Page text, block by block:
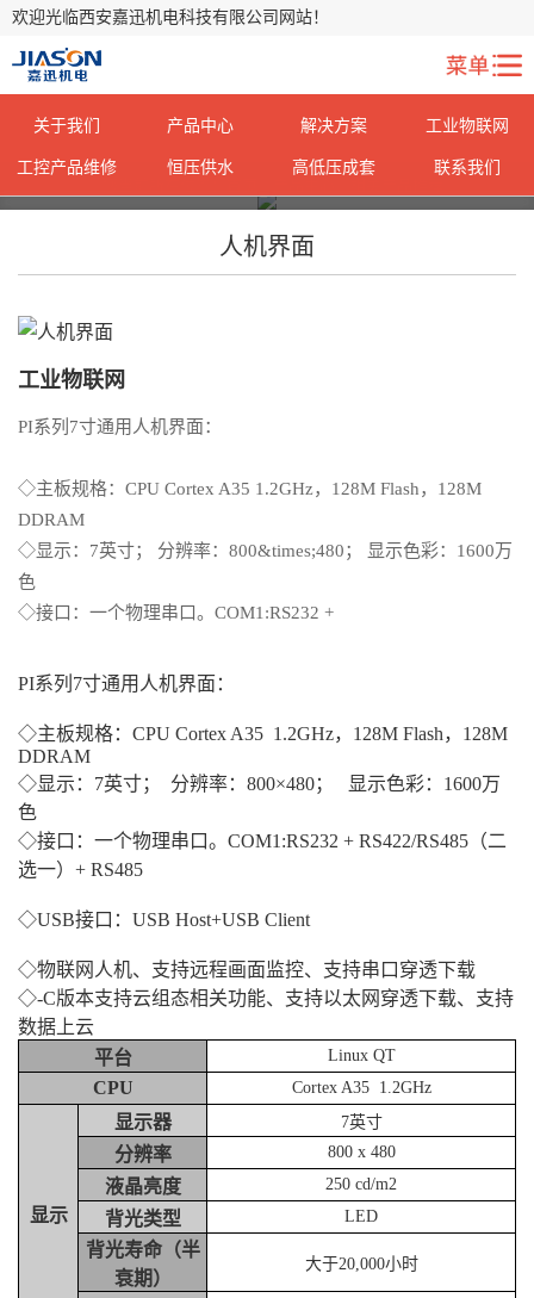
欢迎光临西安嘉迅机电科技有限公司网站！
关于我们 产品中心 解决方案 工业物联网
工控产品维修 恒压供水 高低压成套
联系我们
人机界面
工业物联网
PI系列7寸通用人机界面：
◇主板规格：CPU Cortex A35 1.2GHz，128M Flash，128M
DDRAM
◇显示：7英寸； 分辨率：800&times;480； 显示色彩：1600万
色
◇接口：一个物理串口。COM1:RS232 +
PI系列7寸通用人机界面：
◇主板规格：CPU Cortex A35 1.2GHz，128M Flash，128M
DDRAM
◇显示：7英寸； 分辨率：800×480； 显示色彩：1600万
色
◇接口：一个物理串口。COM1:RS232 + RS422/RS485（二
选一）+ RS485
◇USB接口：USB Host+USB Client
◇物联网人机、支持远程画面监控、支持串口穿透下载
◇-C版本支持云组态相关功能、支持以太网穿透下载、支持
数据上云
平台
Linux QT
CPU Cortex A35 1.2GHz
显示
显示器 7英寸
分辨率 800 x 480
液晶亮度 250 cd/m2
背光类型 LED
背光寿命（半
衰期）
大于20,000小时